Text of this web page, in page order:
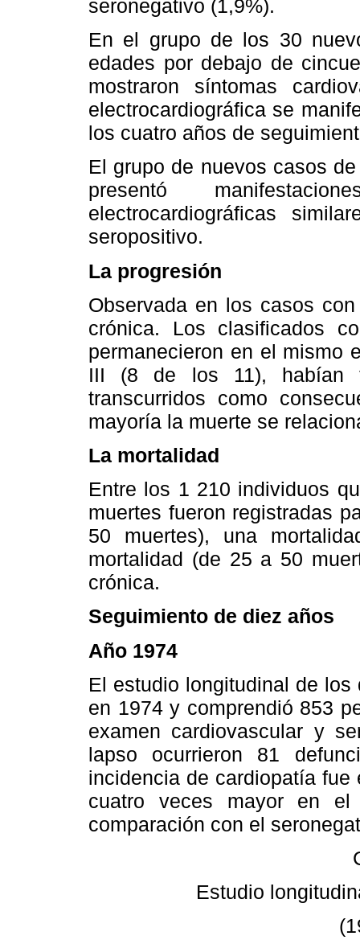
seronegativo (1,9%).
En el grupo de los 30
edades por debajo de
mostraron síntomas
electrocardiográfica se
los cuatro años de
El grupo de nuevos casos
presentó
electrocardiográficas
seropositivo.
La progresión
Observada en los casos
crónica. Los clasificados
permanecieron en el mismo
III (8 de los 11), habían
transcurridos como
mayoría la muerte se
La mortalidad
Entre los 1 210 individuos
muertes fueron registradas
50 muertes), una
mortalidad (de 25 a 50
crónica.
Seguimiento de diez años
Año 1974
El estudio longitudinal de
en 1974 y comprendió 853
examen cardiovascular y
lapso ocurrieron 81
incidencia de cardiopatía
cuatro veces mayor en el
comparación con el
Estudio